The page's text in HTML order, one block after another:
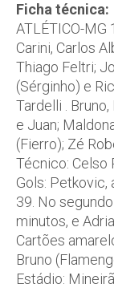
Ficha técnica:
ATLÉTICO-MG
Carini, Carlos
Thiago Feltri;
(Sérginho) e
Tardelli .
e Juan;
(Fierro); Zé
Técnico: Celso
Gols: Petkovic,
39. No
minutos, e
Cartões
Bruno
Estádio: